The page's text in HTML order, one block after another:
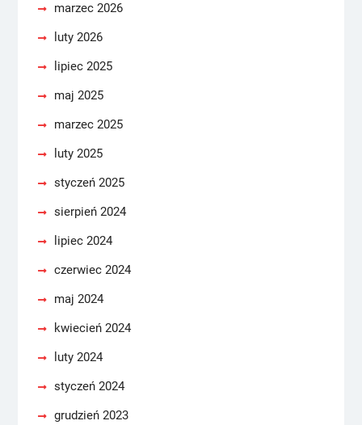
marzec 2026
luty 2026
lipiec 2025
maj 2025
marzec 2025
luty 2025
styczeń 2025
sierpień 2024
lipiec 2024
czerwiec 2024
maj 2024
kwiecień 2024
luty 2024
styczeń 2024
grudzień 2023